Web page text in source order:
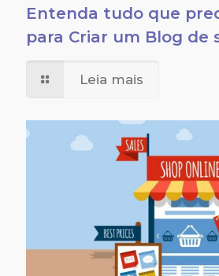
Entenda tudo que
para Criar um Blog de
Leia mais